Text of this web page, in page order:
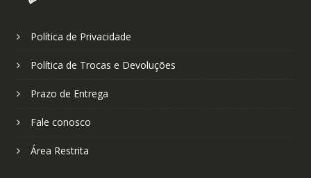
Política de Privacidade
Política de Trocas e Devoluções
Prazo de Entrega
Fale conosco
Área Restrita